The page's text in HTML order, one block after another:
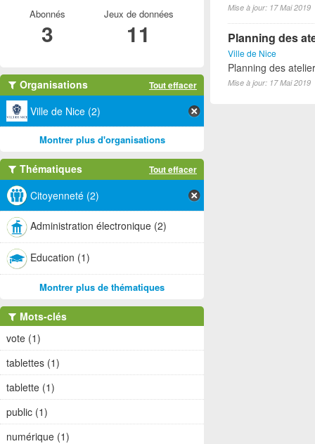
Mise à jour: 17 Mai 2019
Planning des
Ville de Nice
Planning des
Mise à jour: 17 Mai 2019
Abonnés
3
Jeux de données
11
Organisations Tout effacer
Ville de Nice (2)
Montrer plus d'organisations
Thématiques Tout effacer
Citoyenneté (2)
Administration électronique (2)
Education (1)
Montrer plus de thématiques
Mots-clés
vote (1)
tablettes (1)
tablette (1)
public (1)
numérique (1)